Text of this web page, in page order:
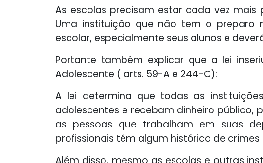
As escolas precisam estar cada vez
Uma instituição que não tem o preparo
escolar, especialmente seus alunos e
Portante também explicar que a lei
Adolescente ( arts. 59-A e 244-C):
A lei determina que todas as
adolescentes e recebam dinheiro público,
as pessoas que trabalham em suas
profissionais têm algum histórico de